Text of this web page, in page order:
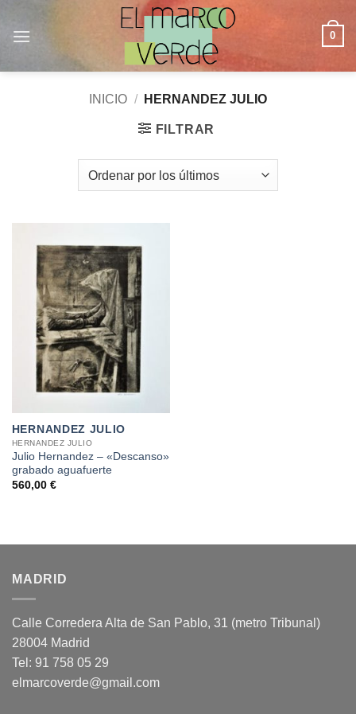
0
INICIO / HERNANDEZ JULIO
FILTRAR
HERNANDEZ JULIO
HERNANDEZ JULIO
Julio Hernandez – «Descanso»
grabado aguafuerte
560,00 €
MADRID
Calle Corredera Alta de San Pablo, 31 (metro Tribunal)
28004 Madrid
Tel: 91 758 05 29
elmarcoverde@gmail.com